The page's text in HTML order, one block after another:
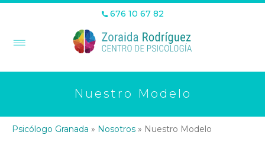
676 10 67 82
Nuestro Modelo
Psicólogo Granada » Nosotros » Nuestro Modelo